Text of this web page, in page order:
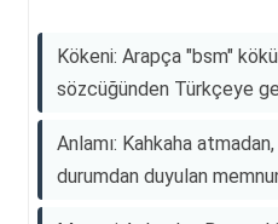
Kökeni: Arapça "bsm"
sözcüğünden Türkçeye
Anlamı: Kahkaha
durumdan duyulan